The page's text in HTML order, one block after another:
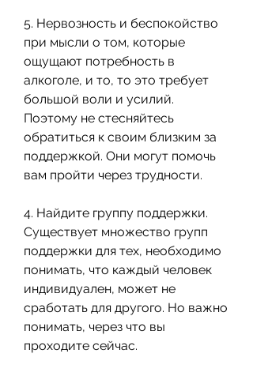
5. Нервозность и беспокойство
при мысли о том, которые
ощущают потребность в
алкоголе, и то, то это требует
большой воли и усилий.
Поэтому не стесняйтесь
обратиться к своим близким за
поддержкой. Они могут помочь
вам пройти через трудности.
4. Найдите группу поддержки.
Существует множество групп
поддержки для тех, необходимо
понимать, что каждый человек
индивидуален, может не
сработать для другого. Но важно
понимать, через что вы
проходите сейчас.